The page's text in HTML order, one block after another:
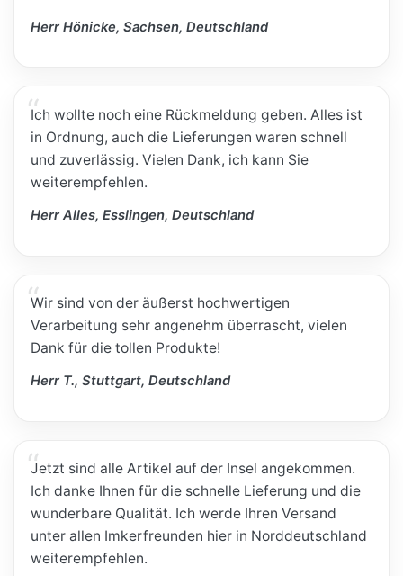
Herr Hönicke, Sachsen, Deutschland
Ich wollte noch eine Rückmeldung geben. Alles ist
in Ordnung, auch die Lieferungen waren schnell
und zuverlässig. Vielen Dank, ich kann Sie
weiterempfehlen.
Herr Alles, Esslingen, Deutschland
Wir sind von der äußerst hochwertigen
Verarbeitung sehr angenehm überrascht, vielen
Dank für die tollen Produkte!
Herr T., Stuttgart, Deutschland
Jetzt sind alle Artikel auf der Insel angekommen.
Ich danke Ihnen für die schnelle Lieferung und die
wunderbare Qualität. Ich werde Ihren Versand
unter allen Imkerfreunden hier in Norddeutschland
weiterempfehlen.